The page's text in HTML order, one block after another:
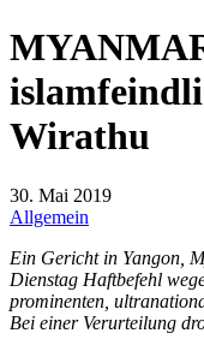
Wirathu
30. Mai 2019
Allgemein
Ein Gericht in Yangon,
Dienstag Haftbefehl
prominenten,
Bei einer Verurteilung